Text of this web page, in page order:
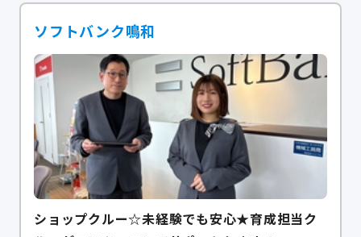
ソフトバンク鳴和
ショップクルー☆未経験でも安心★育成担当ク